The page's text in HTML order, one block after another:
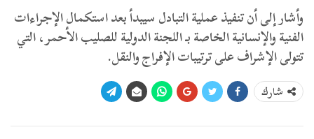
وأشار إلى أن تنفيذ عملية التبادل سيبدأ بعد استكمال الإجراءات
الفنية والإنسانية الخاصة بـ اللجنة الدولية للصليب الأحمر، التي
تتولى الإشراف على ترتيبات الإفراج والنقل.
شارك